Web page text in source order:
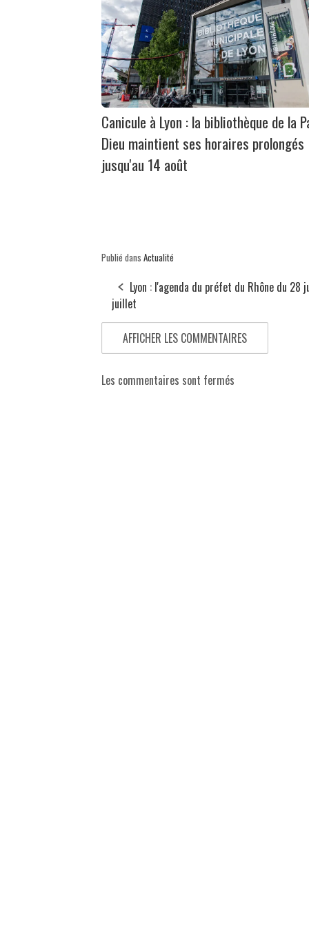
Canicule à Lyon : la bibliothèque de la
Dieu maintient ses horaires prolongés
jusqu'au 14 août
Publié dans Actualité
Lyon : l'agenda du préfet du Rhône du 28
juillet
AFFICHER LES COMMENTAIRES
Les commentaires sont fermés